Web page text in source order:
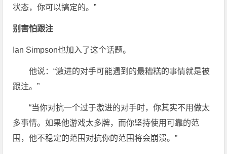
状态，你可以搞定的。”
别害怕跟注
Ian Simpson也加入了这个话题。
他说：“激进的对手可能遇到的最糟糕的事情就是被
跟注。”
“当你对抗一个过于激进的对手时，你其实不用做太
多事情。如果他游戏太多牌，而你坚持使用可靠的范
围，他不稳定的范围对抗你的范围将会崩溃。”